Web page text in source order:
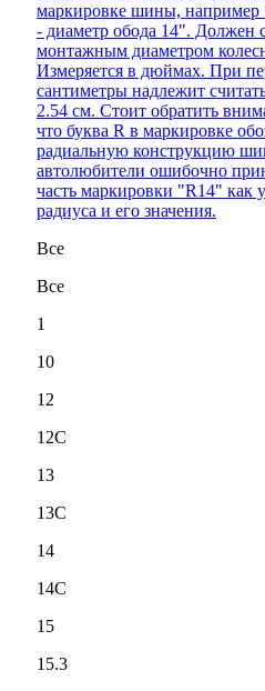
маркировке шины, например
- диаметр обода 14". Должен
монтажным диаметром
Измеряется в дюймах. При
сантиметры надлежит
2.54 см. Стоит обратить
что буква R в маркировке
радиальную конструкцию
автолюбители ошибочно
часть маркировки "R14" как
радиуса и его значения.
Все
Все
1
10
12
12C
13
13C
14
14C
15
15.3